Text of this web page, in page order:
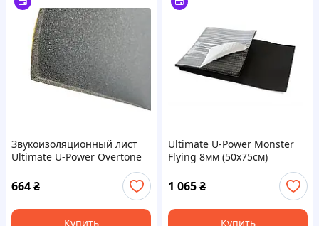
Звукоизоляционный лист
Ultimate U-Power Overtone
664₴
Купить
Ultimate U-Power Monster
Flying 8мм (50x75см)
1 065₴
Купить